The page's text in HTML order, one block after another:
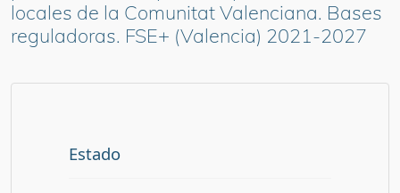
locales de la Comunitat Valenciana. Bases
reguladoras. FSE+ (Valencia) 2021-2027
Estado